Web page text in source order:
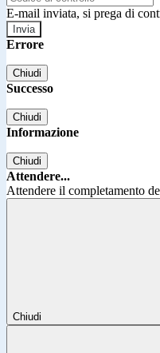
E-mail inviata, si prega di
Errore
Chiudi
Successo
Chiudi
Informazione
Chiudi
Attendere...
Attendere il completamento
Chiudi